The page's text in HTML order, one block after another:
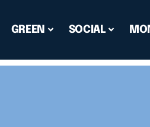
GREEN SOCIAL